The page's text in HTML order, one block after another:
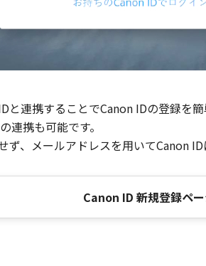
連携することでCanon IDの登録を簡
連携も可能です。
、メールアドレスを用いてCanon ID
Canon ID 新規登録ペ